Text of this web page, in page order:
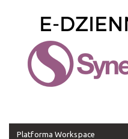
Platforma Workspace